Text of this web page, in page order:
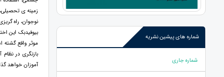
شماره های پیشین نشریه
شماره جاری
زمینه ی
نوجوان، راه
بیوفیدبک این
موثر واقع
بازنگری در
آموزان خواهد